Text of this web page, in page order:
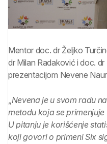
Mentor doc. dr Željko
dr Milan Radaković i doc.
prezentacijom Nevene
Nevena je u svom radu
metodu koja se
U pitanju je korišćenje
koji govori o primeni Six